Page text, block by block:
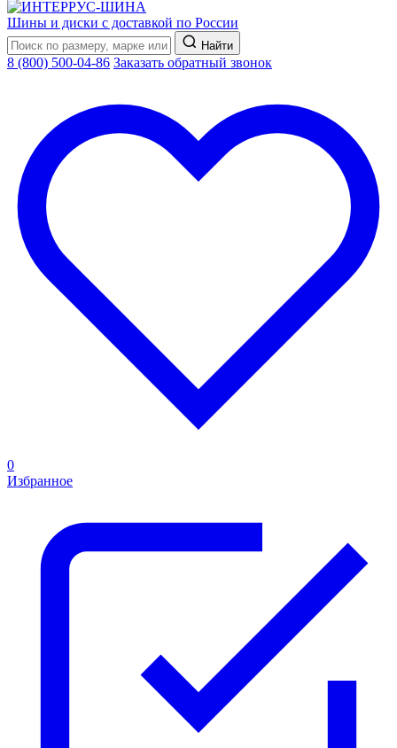
Шины и диски с доставкой по России
Найти
8 (800) 500-04-86 Заказать обратный звонок
0
Избранное